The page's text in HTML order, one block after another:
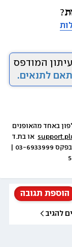
המודפס
לתנאים.
הוספת תגובה
להגיב